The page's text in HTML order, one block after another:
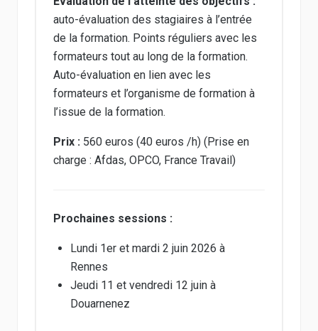
auto-évaluation des stagiaires à l’entrée
de la formation. Points réguliers avec les
formateurs tout au long de la formation.
Auto-évaluation en lien avec les
formateurs et l’organisme de formation à
l’issue de la formation.
Prix : 560 euros (40 euros /h) (Prise en
charge : Afdas, OPCO, France Travail)
Prochaines sessions :
Lundi 1er et mardi 2 juin 2026 à
Rennes
Jeudi 11 et vendredi 12 juin à
Douarnenez